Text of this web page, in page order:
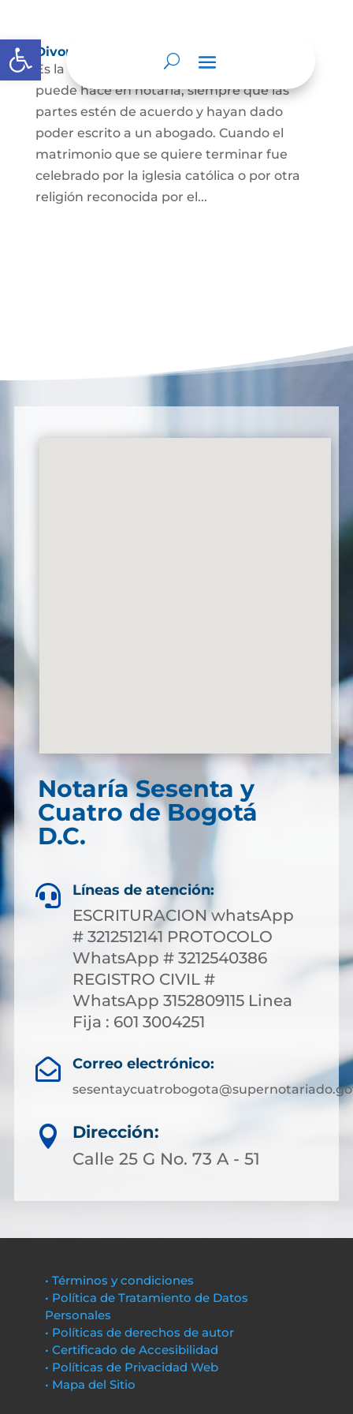
Abrir barra de herramientas
Divorcio
Es la terminación del Matrimonio Civil y se
puede hace en notaría, siempre que las
partes estén de acuerdo y hayan dado
poder escrito a un abogado. Cuando el
matrimonio que se quiere terminar fue
celebrado por la iglesia católica o por otra
religión reconocida por el...
Notaría Sesenta y
Cuatro de Bogotá
D.C.
 Líneas de atención:
ESCRITURACION whatsApp
# 3212512141 PROTOCOLO
WhatsApp # 3212540386
REGISTRO CIVIL #
WhatsApp 3152809115 Linea
Fija : 601 3004251
 Correo electrónico:

Dirección:
Calle 25 G No. 73 A - 51
• Términos y condiciones
• Política de Tratamiento de Datos
Personales
• Políticas de derechos de autor
• Certificado de Accesibilidad
• Políticas de Privacidad Web
• Mapa del Sitio